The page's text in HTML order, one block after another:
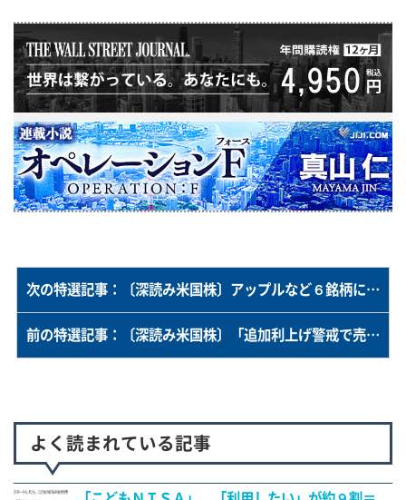
次の特選記事：〔深読み米国株〕アップルなど６銘柄に売り必至…ナスダック１００の特別リバランス
前の特選記事：〔深読み米国株〕「追加利上げ警戒で売り」に疑問…４～６月期決算次第で上値追いも
よく読まれている記事